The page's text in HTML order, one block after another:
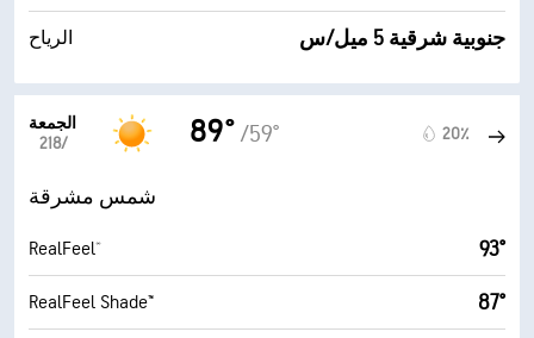
الرياح جنوبية شرقية 5 ميل/س
الجمعة
21‏/‏8
89° /59° 20٪
شمس مشرقة
RealFeel® 93°
RealFeel Shade™ 87°